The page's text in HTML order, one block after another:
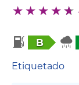
B
Etiquetado